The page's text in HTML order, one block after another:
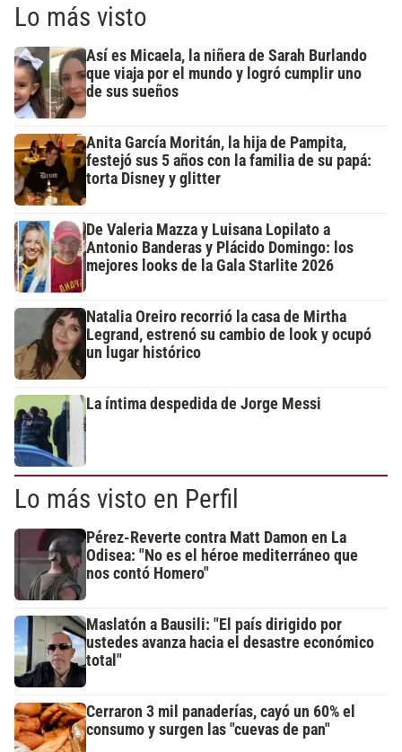
Lo más visto
Así es Micaela, la niñera de Sarah Burlando
que viaja por el mundo y logró cumplir uno
de sus sueños
Anita García Moritán, la hija de Pampita,
festejó sus 5 años con la familia de su papá:
torta Disney y glitter
De Valeria Mazza y Luisana Lopilato a
Antonio Banderas y Plácido Domingo: los
mejores looks de la Gala Starlite 2026
Natalia Oreiro recorrió la casa de Mirtha
Legrand, estrenó su cambio de look y ocupó
un lugar histórico
La íntima despedida de Jorge Messi
Lo más visto en Perfil
Pérez-Reverte contra Matt Damon en La
Odisea: "No es el héroe mediterráneo que
nos contó Homero"
Maslatón a Bausili: "El país dirigido por
ustedes avanza hacia el desastre económico
total"
Cerraron 3 mil panaderías, cayó un 60% el
consumo y surgen las "cuevas de pan"